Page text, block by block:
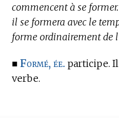
commencent à se
il se formera avec le
forme ordinairement de
■ Formé, ée. participe.
verbe.